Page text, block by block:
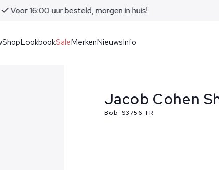
Voor 16:00 uur besteld, morgen in huis!
ShopLookbookSaleMerkenNieuwsInfo
Jacob Cohen
Bob-S3756 TR